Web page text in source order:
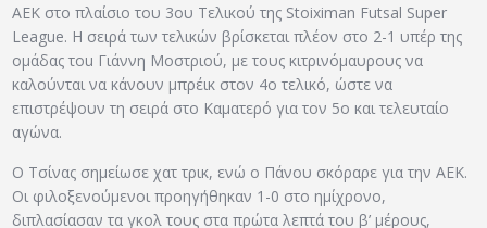
ΑΕΚ στο πλαίσιο του 3ου Τελικού της Stoiximan Futsal Super
League. Η σειρά των τελικών βρίσκεται πλέον στο 2-1 υπέρ της
ομάδας τou Γιάννη Μοστριού, με τους κιτρινόμαυρους να
καλούνται να κάνουν μπρέικ στον 4ο τελικό, ώστε να
επιστρέψουν τη σειρά στο Καματερό για τον 5ο και τελευταίο
αγώνα.
Ο Τσίνας σημείωσε χατ τρικ, ενώ ο Πάνου σκόραρε για την ΑΕΚ.
Οι φιλοξενούμενοι προηγήθηκαν 1-0 στο ημίχρονο,
διπλασίασαν τα γκολ τους στα πρώτα λεπτά του β’ μέρους,